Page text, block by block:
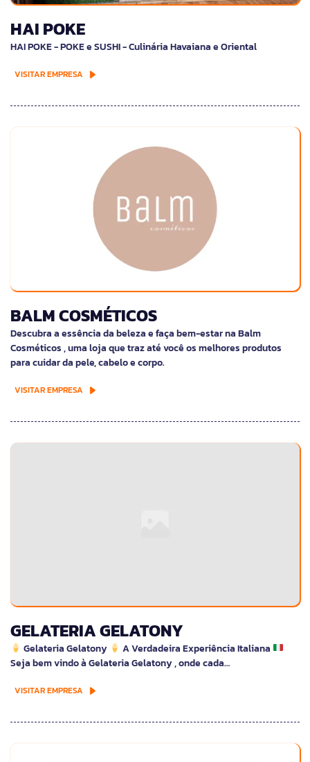
HAI POKE
HAI POKE - POKE e SUSHI - Culinária Havaiana e Oriental
VISITAR EMPRESA
BALM COSMÉTICOS
Descubra a essência da beleza e faça bem-estar na Balm
Cosméticos , uma loja que traz até você os melhores produtos
para cuidar da pele, cabelo e corpo.
VISITAR EMPRESA
GELATERIA GELATONY
Gelateria Gelatony
A Verdadeira Experiência Italiana
Seja bem vindo à Gelateria Gelatony , onde cada…
VISITAR EMPRESA